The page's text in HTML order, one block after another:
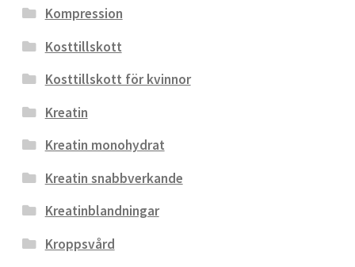
Kompression
Kosttillskott
Kosttillskott för kvinnor
Kreatin
Kreatin monohydrat
Kreatin snabbverkande
Kreatinblandningar
Kroppsvård